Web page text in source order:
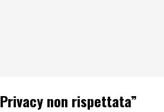
non rispettata”